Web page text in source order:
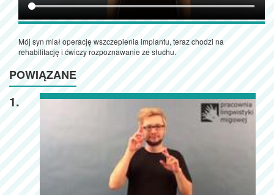
Mój syn miał operację wszczepienia implantu, teraz chodzi na
rehabilitację i ćwiczy rozpoznawanie ze słuchu.
POWIĄZANE
1.